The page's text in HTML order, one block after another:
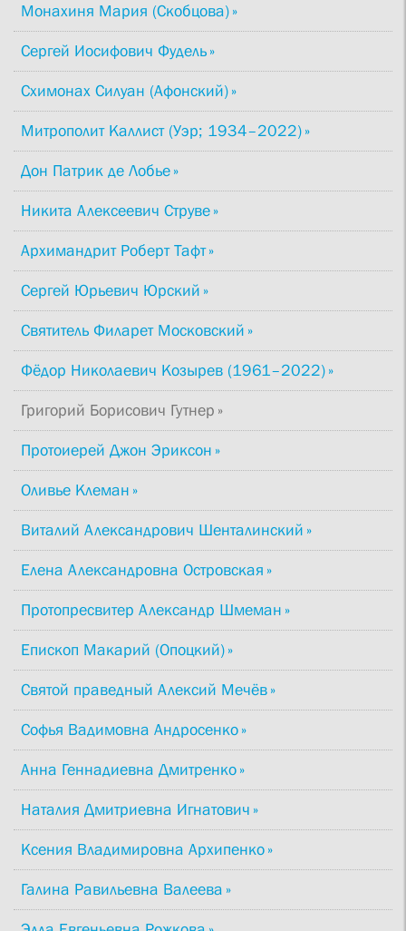
Монахиня Мария (Скобцова)
Сергей Иосифович Фудель
Схимонах Силуан (Афонский)
Митрополит Каллист (Уэр; 1934–2022)
Дон Патрик де Лобье
Никита Алексеевич Струве
Архимандрит Роберт Тафт
Сергей Юрьевич Юрский
Святитель Филарет Московский
Фёдор Николаевич Козырев (1961–2022)
Григорий Борисович Гутнер
Протоиерей Джон Эриксон
Оливье Клеман
Виталий Александрович Шенталинский
Елена Александровна Островская
Протопресвитер Александр Шмеман
Епископ Макарий (Опоцкий)
Святой праведный Алексий Мечёв
Софья Вадимовна Андросенко
Анна Геннадиевна Дмитренко
Наталия Дмитриевна Игнатович
Ксения Владимировна Архипенко
Галина Равильевна Валеева